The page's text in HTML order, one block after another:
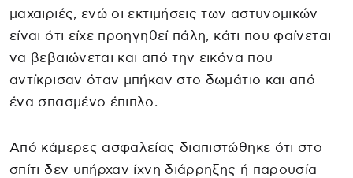
μαχαιριές, ενώ οι εκτιμήσεις των αστυνομικών
είναι ότι είχε προηγηθεί πάλη, κάτι που φαίνεται
να βεβαιώνεται και από την εικόνα που
αντίκρισαν όταν μπήκαν στο δωμάτιο και από
ένα σπασμένο έπιπλο.
Από κάμερες ασφαλείας διαπιστώθηκε ότι στο
σπίτι δεν υπήρχαν ίχνη διάρρηξης ή παρουσία